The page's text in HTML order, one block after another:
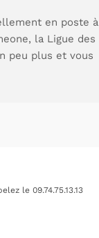
en poste à
la Ligue des
peu plus et vous
le 09.74.75.13.13